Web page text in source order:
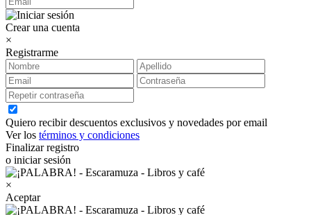
Crear una cuenta
×
Registrarme
Quiero recibir descuentos exclusivos y novedades por email
Ver los términos y condiciones
Finalizar registro
o iniciar sesión
×
Aceptar